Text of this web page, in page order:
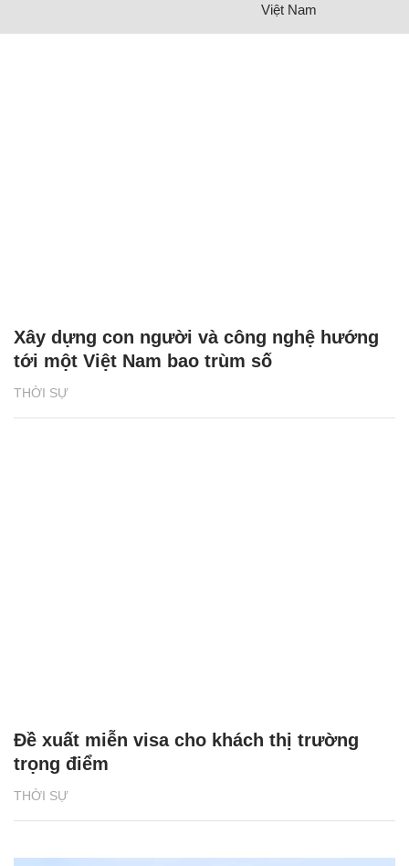
Việt Nam
THỜI SỰ
Xây dựng con người và công nghệ hướng
tới một Việt Nam bao trùm số
THỜI SỰ
Đề xuất miễn visa cho khách thị trường
trọng điểm